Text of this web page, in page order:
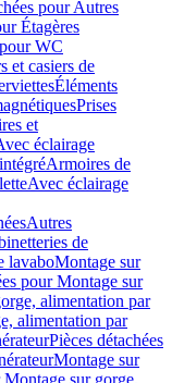
pour Autres
Étagères
WC
et casiers de
Éléments
Prises
et
éclairage
Armoires de
Avec éclairage
Autres
de
lavaboMontage sur
pour Montage sur
alimentation par
alimentation par
Pièces détachées
Montage sur
Montage sur gorge,